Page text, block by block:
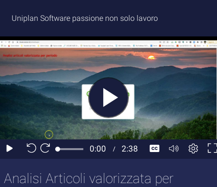
Uniplan Software passione non solo lavoro
Analisi Articoli valorizzata per